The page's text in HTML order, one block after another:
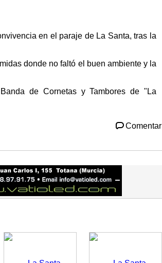
Comentar
en el paraje de La Santa, tras la
donde no faltó el buen ambiente y la
de Cornetas y Tambores de "La